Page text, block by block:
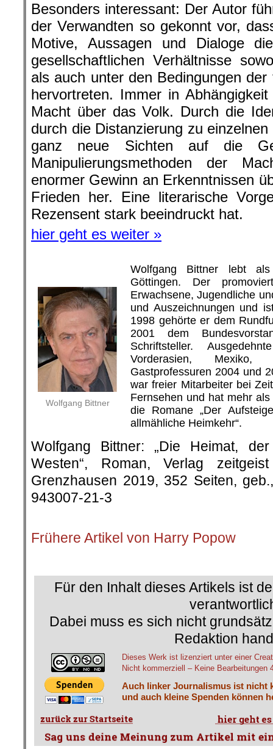
Besonders interessant: Der Autor
der Verwandten so gekonnt vor,
Motive, Aussagen und Dialoge
gesellschaftlichen Verhältnisse
als auch unter den Bedingungen
hervortreten. Immer in
Macht über das Volk. Durch die
durch die Distanzierung zu
ganz neue Sichten auf die
Manipulierungsmethoden der
enormer Gewinn an Erkenntnissen
Frieden her. Eine literarische
Rezensent stark beeindruckt hat.
hier geht es weiter »
Wolfgang Bittner
Wolfgang Bittner lebt
Göttingen. Der
Erwachsene, Jugendliche
und Auszeichnungen und
1998 gehörte er dem
2001 dem
Schriftsteller.
Vorderasien,
Gastprofessuren 2004 und
war freier Mitarbeiter bei
Fernsehen und hat mehr
die Romane „Der
allmähliche Heimkehr“.
Wolfgang Bittner: „Die Heimat,
Westen“, Roman, Verlag
Grenzhausen 2019, 352 Seiten,
943007-21-3
Frühere Artikel von Harry Popow
Für den Inhalt dieses Artikels ist
Dabei muss es sich nicht
Redaktion
Dieses Werk ist lizenziert unter einer
Nicht kommerziell – Keine Bearbeitungen
Auch linker Journalismus ist nicht
und auch kleine Spenden können